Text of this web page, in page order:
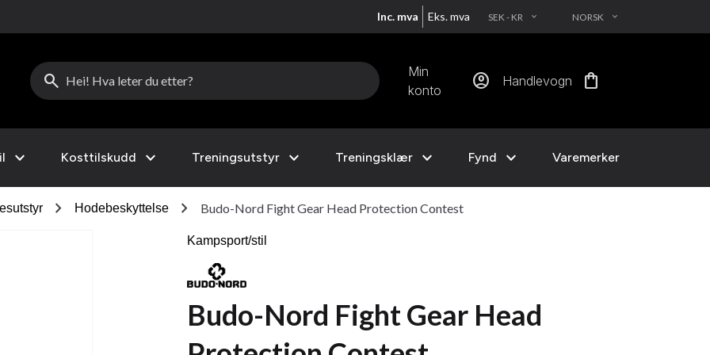
Inc. mva Eks. mva SEK - KR EXPAND_MORE NORSK EXPAND_MORE
search
Min
konto
account_circle Handlevogn shopping_bag
expand_more Kosttilskudd expand_more Treningsutstyr expand_more Treningsklær expand_more Fynd expand_more Varemerker
chevron_right Hodebeskyttelse chevron_right Budo-Nord Fight Gear Head Protection Contest
Kampsport/stil
Budo-Nord Fight Gear Head